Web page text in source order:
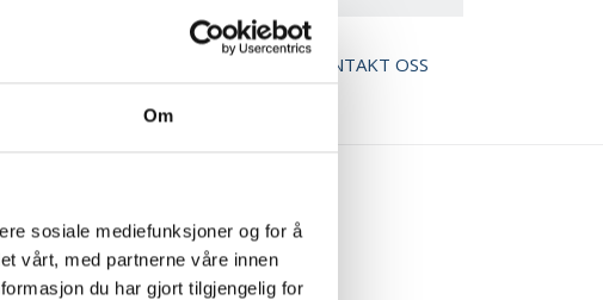
Om
sosiale mediefunksjoner og for å
vårt, med partnerne våre innen
du har gjort tilgjengelig for
KONTAKT OSS